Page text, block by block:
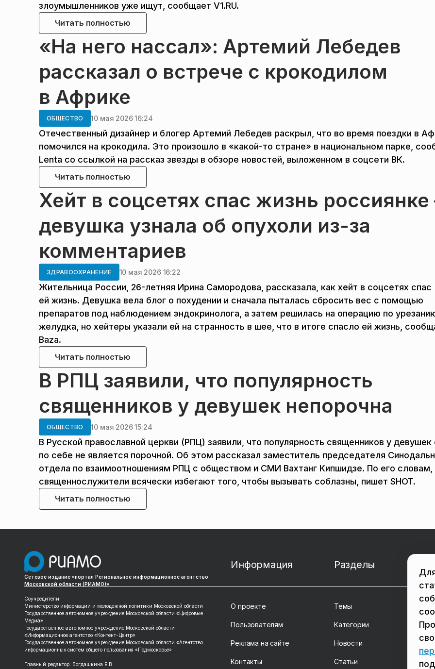
злоумышленников уже ищут, сообщает V1.RU.
Читать полностью
«На него нассал»: Артемий Лебедев
рассказал о встрече с крокодилом
в Африке
ОБЩЕСТВО 10 мая 2026 16:24
Отечественный дизайнер и блогер Артемий Лебедев раскрыл, что во время поездки в
помочился на крокодила. Это произошло в «какой-то стране» в национальном парке,
Lenta со ссылкой на рассказ звезды в обзоре новостей, выложенном в соцсети ВК.
Читать полностью
Хейт в соцсетях спас жизнь
девушка узнала об опухоли из-за
комментариев
ЗДРАВООХРАНЕНИЕ 10 мая 2026 16:22
Жительница России, 26-летняя Ирина Самородова, рассказала, как хейт в соцсетях спас
ей жизнь. Девушка вела блог о похудении и сначала пыталась сбросить вес с помощью
препаратов под наблюдением эндокринолога, а затем решилась на операцию по
желудка, но хейтеры указали ей на странность в шее, что в итоге спасло ей жизнь,
Baza.
Читать полностью
В РПЦ заявили, что популярность
священников у девушек непорочна
ОБЩЕСТВО 10 мая 2026 15:24
В Русской православной церкви (РПЦ) заявили, что популярность священников у девушек
по себе не является порочной. Об этом рассказал заместитель председателя
отдела по взаимоотношениям РПЦ с обществом и СМИ Вахтанг Кипшидзе. По его словам,
священнослужители всячески избегают того, чтобы вызывать соблазны, пишет SHOT.
Читать полностью
Сетевое издание «портал Региональное информационное агентство
Московской области (РИАМО)»
Соучредители:
Министерство информации и молодежной политики Московской области
Государственное автономное учреждение Московской области «Цифровые
Медиа»
Государственное автономное учреждение Московской области
«Информационное агентство «Контент-Центр»
Государственное автономное учреждение Московской области «Агентство
информационных систем общего пользования «Подмосковье»
Главный редактор: Богдашкина Е.В.
Информация
О проекте
Пользователям
Реклама на сайте
Контакты
Разделы
Темы
Категории
Новости
Статьи